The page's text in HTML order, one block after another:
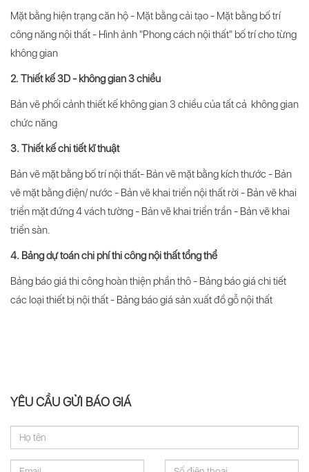
Mặt bằng hiện trạng căn hộ - Mặt bằng cải tạo - Mặt bằng bố trí
công năng nội thất - Hình ảnh "Phong cách nội thất" bố trí cho từng
không gian
2. Thiết kế 3D - không gian 3 chiều
Bản vẽ phối cảnh thiết kế không gian 3 chiều của tất cả không gian
chức năng
3. Thiết kế chi tiết kĩ thuật
Bản vẽ mặt bằng bố trí nội thất- Bản vẽ mặt bằng kích thước - Bản
vẽ mặt bằng điện/ nước - Bản vẽ khai triển nội thất rời - Bản vẽ khai
triển mặt đứng 4 vách tường - Bản vẽ khai triển trần - Bản vẽ khai
triển sàn.
4. Bảng dự toán chi phí thi công nội thất tổng thể
Bảng báo giá thi công hoàn thiện phần thô - Bảng báo giá chi tiết
các loại thiết bị nội thất - Bảng báo giá sản xuất đồ gỗ nội thất
YÊU CẦU GỬI BÁO GIÁ